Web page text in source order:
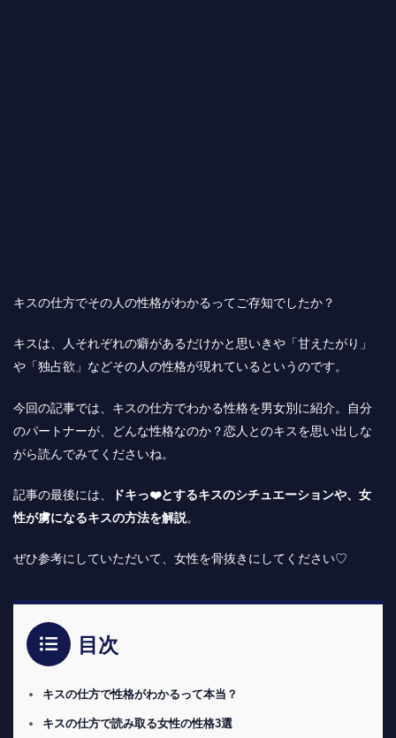
キスの仕方でその人の性格がわかるってご存知でしたか？
キスは、人それぞれの癖があるだけかと思いきや「甘えたがり」
や「独占欲」などその人の性格が現れているというのです。
今回の記事では、キスの仕方でわかる性格を男女別に紹介。自分
のパートナーが、どんな性格なのか？恋人とのキスを思い出しな
がら読んでみてくださいね。
記事の最後には、
ドキっ❤️とするキスのシチュエーションや、女
性が虜になるキスの方法を解説。
ぜひ参考にしていただいて、女性を骨抜きにしてください♡
目次
キスの仕方で性格がわかるって本当？
キスの仕方で読み取る女性の性格3選